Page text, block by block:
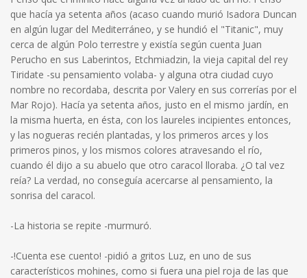
que hacía ya setenta años (acaso cuando murió Isadora Duncan
en algún lugar del Mediterráneo, y se hundió el "Titanic", muy
cerca de algún Polo terrestre y existía según cuenta Juan
Perucho en sus Laberintos, Etchmiadzin, la vieja capital del rey
Tiridate -su pensamiento volaba- y alguna otra ciudad cuyo
nombre no recordaba, descrita por Valery en sus correrías por el
Mar Rojo). Hacía ya setenta años, justo en el mismo jardín, en
la misma huerta, en ésta, con los laureles incipientes entonces,
y las nogueras recién plantadas, y los primeros arces y los
primeros pinos, y los mismos colores atravesando el río,
cuando él dijo a su abuelo que otro caracol lloraba. ¿O tal vez
reía? La verdad, no conseguía acercarse al pensamiento, la
sonrisa del caracol.
-La historia se repite -murmuró.
-!Cuenta ese cuento! -pidió a gritos Luz, en uno de sus
característicos mohines, como si fuera una piel roja de las que